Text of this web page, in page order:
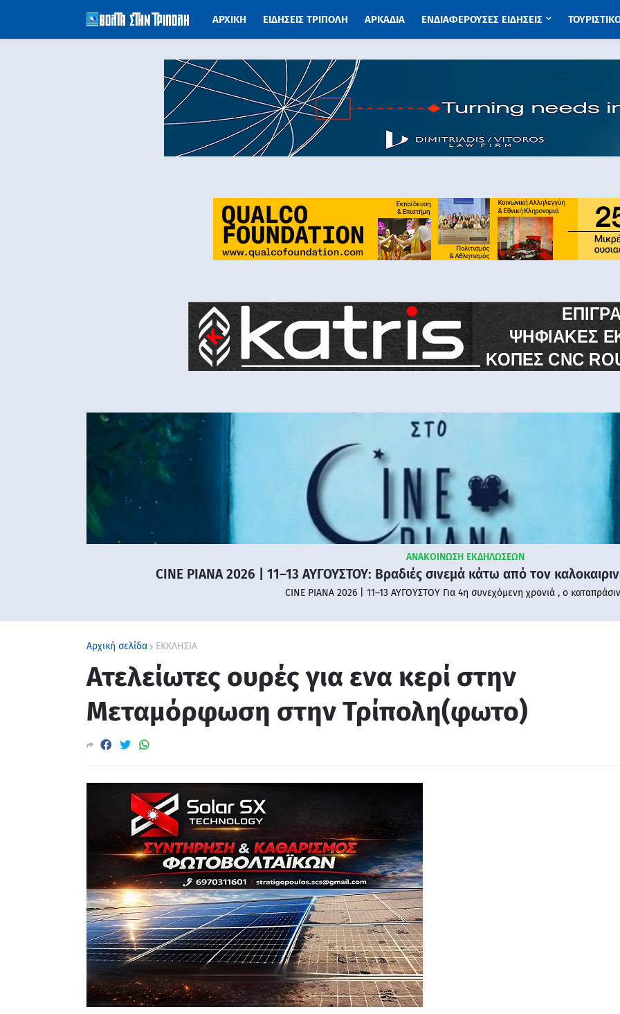
ΑΡΧΙΚΗ ΕΙΔΗΣΕΙΣ ΤΡΙΠΟΛΗ ΑΡΚΑΔΙΑ ΕΝΔΙΑΦΕΡΟΥΣΕΣ ΕΙΔΗΣΕΙΣ
ΑΝΑΚΟΙΝΩΣΗ ΕΚΔΗΛΩΣΕΩΝ
CINE PIANA 2026 | 11–13 ΑΥΓΟΥΣΤΟΥ: Βραδιές σινεμά κάτω από τον
CINE PIANA 2026 | 11–13 ΑΥΓΟΥΣΤΟΥ Για 4η συνεχόμενη χρονιά , ο
Αρχική σελίδα ΕΚΚΛΗΣΙΑ
Ατελείωτες ουρές για ενα κερί στην
Μεταμόρφωση στην Τρίπολη(φωτο)